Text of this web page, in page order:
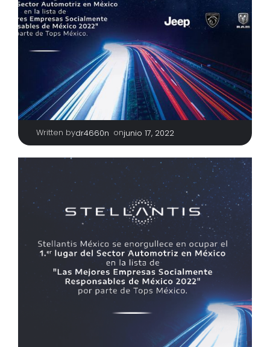
Written bydr4660n onjunio 17, 2022